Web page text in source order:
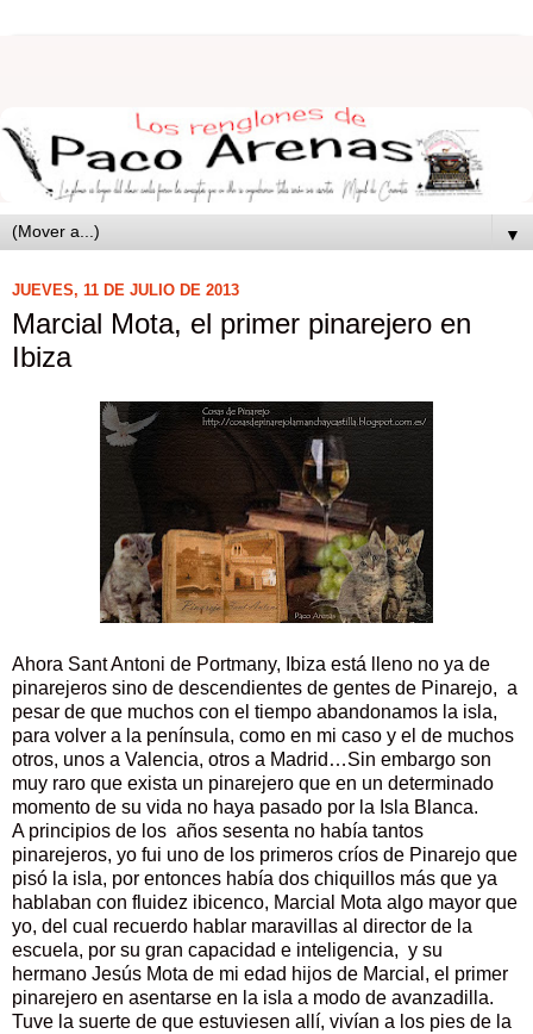
▼
JUEVES, 11 DE JULIO DE 2013
Marcial Mota, el primer pinarejero en
Ibiza
Ahora Sant Antoni de Portmany, Ibiza está lleno no ya de
pinarejeros sino de descendientes de gentes de Pinarejo, a
pesar de que muchos con el tiempo abandonamos la isla,
para volver a la península, como en mi caso y el de muchos
otros, unos a Valencia, otros a Madrid…Sin embargo son
muy raro que exista un pinarejero que en un determinado
momento de su vida no haya pasado por la Isla Blanca.
A principios de los años sesenta no había tantos
pinarejeros, yo fui uno de los primeros críos de Pinarejo que
pisó la isla, por entonces había dos chiquillos más que ya
hablaban con fluidez ibicenco, Marcial Mota algo mayor que
yo, del cual recuerdo hablar maravillas al director de la
escuela, por su gran capacidad e inteligencia, y su
hermano Jesús Mota de mi edad hijos de Marcial, el primer
pinarejero en asentarse en la isla a modo de avanzadilla.
Tuve la suerte de que estuviesen allí, vivían a los pies de la